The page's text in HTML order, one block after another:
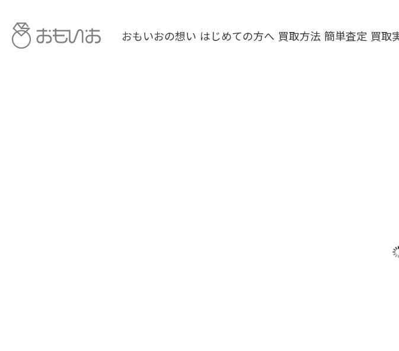
おもいおの想い はじめての方へ 買取方法 簡単査定 買取